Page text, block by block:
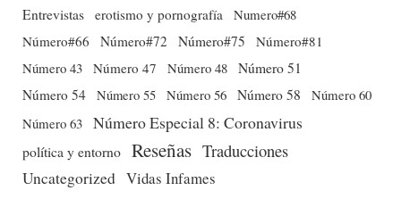
Entrevistas erotismo y pornografía
Numero#68
Número#66
Número#72 Número#75
Número#81
Número 43 Número 47 Número 48 Número 51
Número 54 Número 55 Número 56 Número 58
Número 60
Número 63 Número Especial 8: Coronavirus
política y entorno Reseñas Traducciones
Uncategorized Vidas Infames